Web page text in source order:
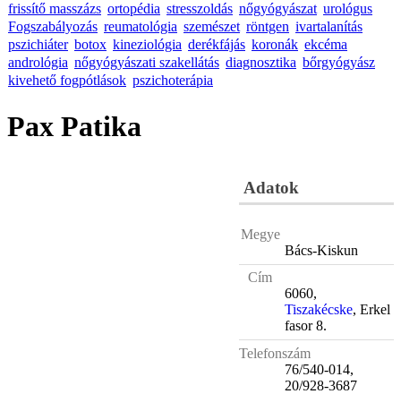
frissítő masszázs ortopédia stresszoldás nőgyógyászat urológus
Fogszabályozás reumatológia szemészet röntgen ivartalanítás
pszichiáter botox kineziológia derékfájás koronák ekcéma
andrológia nőgyógyászati szakellátás diagnosztika bőrgyógyász
kivehető fogpótlások pszichoterápia
Pax Patika
Adatok
Megye
Bács-Kiskun
Cím
6060,
Tiszakécske, Erkel
fasor 8.
Telefonszám
76/540-014,
20/928-3687